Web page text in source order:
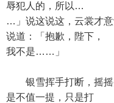
辱犯人的，所以…
…」说这说这，云裳才
说道：「抱歉，陛下，
我不是……」
银雪挥手打断，摇摇
是不值一提，只是打